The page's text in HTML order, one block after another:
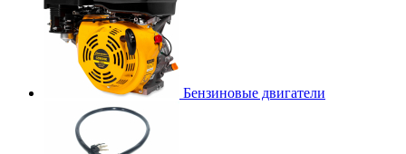
Бензиновые двигатели